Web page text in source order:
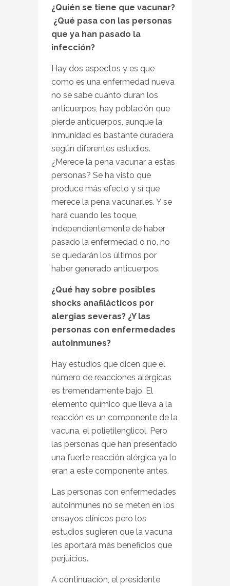
¿Quién se tiene que vacunar?
¿Qué pasa con las personas
que ya han pasado la
infección?
Hay dos aspectos y es que
como es una enfermedad nueva
no se sabe cuánto duran los
anticuerpos, hay población que
pierde anticuerpos, aunque la
inmunidad es bastante duradera
según diferentes estudios.
¿Merece la pena vacunar a estas
personas? Se ha visto que
produce más efecto y sí que
merece la pena vacunarles. Y se
hará cuando les toque,
independientemente de haber
pasado la enfermedad o no, no
se quedarán los últimos por
haber generado anticuerpos.
¿Qué hay sobre posibles
shocks anafilácticos por
alergias severas? ¿Y las
personas con enfermedades
autoinmunes?
Hay estudios que dicen que el
número de reacciones alérgicas
es tremendamente bajo. El
elemento químico que lleva a la
reacción es un componente de la
vacuna, el polietilenglicol. Pero
las personas que han presentado
una fuerte reacción alérgica ya lo
eran a este componente antes.
Las personas con enfermedades
autoinmunes no se meten en los
ensayos clínicos pero los
estudios sugieren que la vacuna
les aportará más beneficios que
perjuicios.
A continuación, el presidente